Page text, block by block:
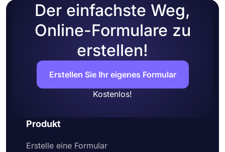
Der einfachste Weg,
Online-Formulare zu
erstellen!
Erstellen Sie Ihr eigenes Formular
Kostenlos!
Produkt
Erstelle eine Formular